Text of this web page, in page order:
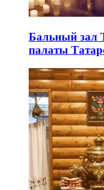
Бальный зал
палаты